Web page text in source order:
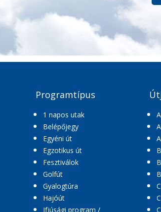
Programtípus
1 napos utak
Belépőjegy
Egyéni út
Egzotikus út
Fesztiválok
Golfút
Gyalogtúra
Hajóút
Ifjúsági program /